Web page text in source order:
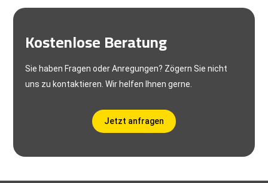
Kostenlose Beratung
Sie haben Fragen oder Anregungen? Zögern Sie nicht
uns zu kontaktieren. Wir helfen Ihnen gerne.
Jetzt anfragen